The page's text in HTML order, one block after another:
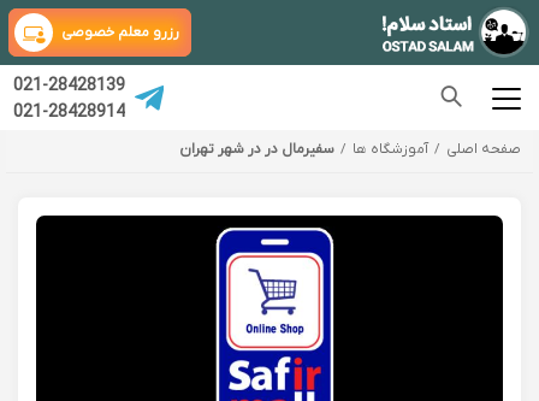
رزرو معلم خصوصی
021-28428139
021-28428914
صفحه اصلی آموزشگاه ها سفیرمال در در شهر تهران